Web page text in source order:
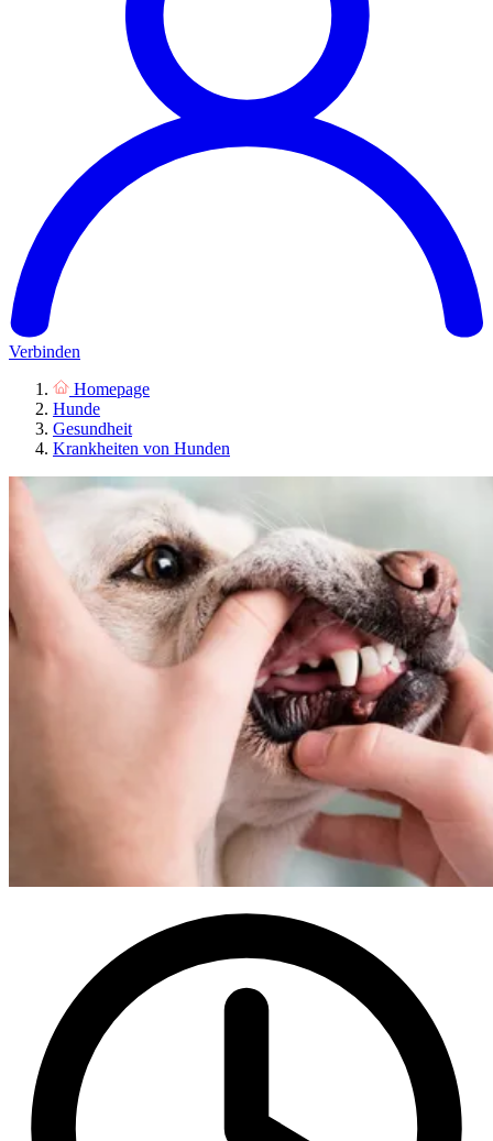
Verbinden
Homepage
Hunde
Gesundheit
Krankheiten von Hunden